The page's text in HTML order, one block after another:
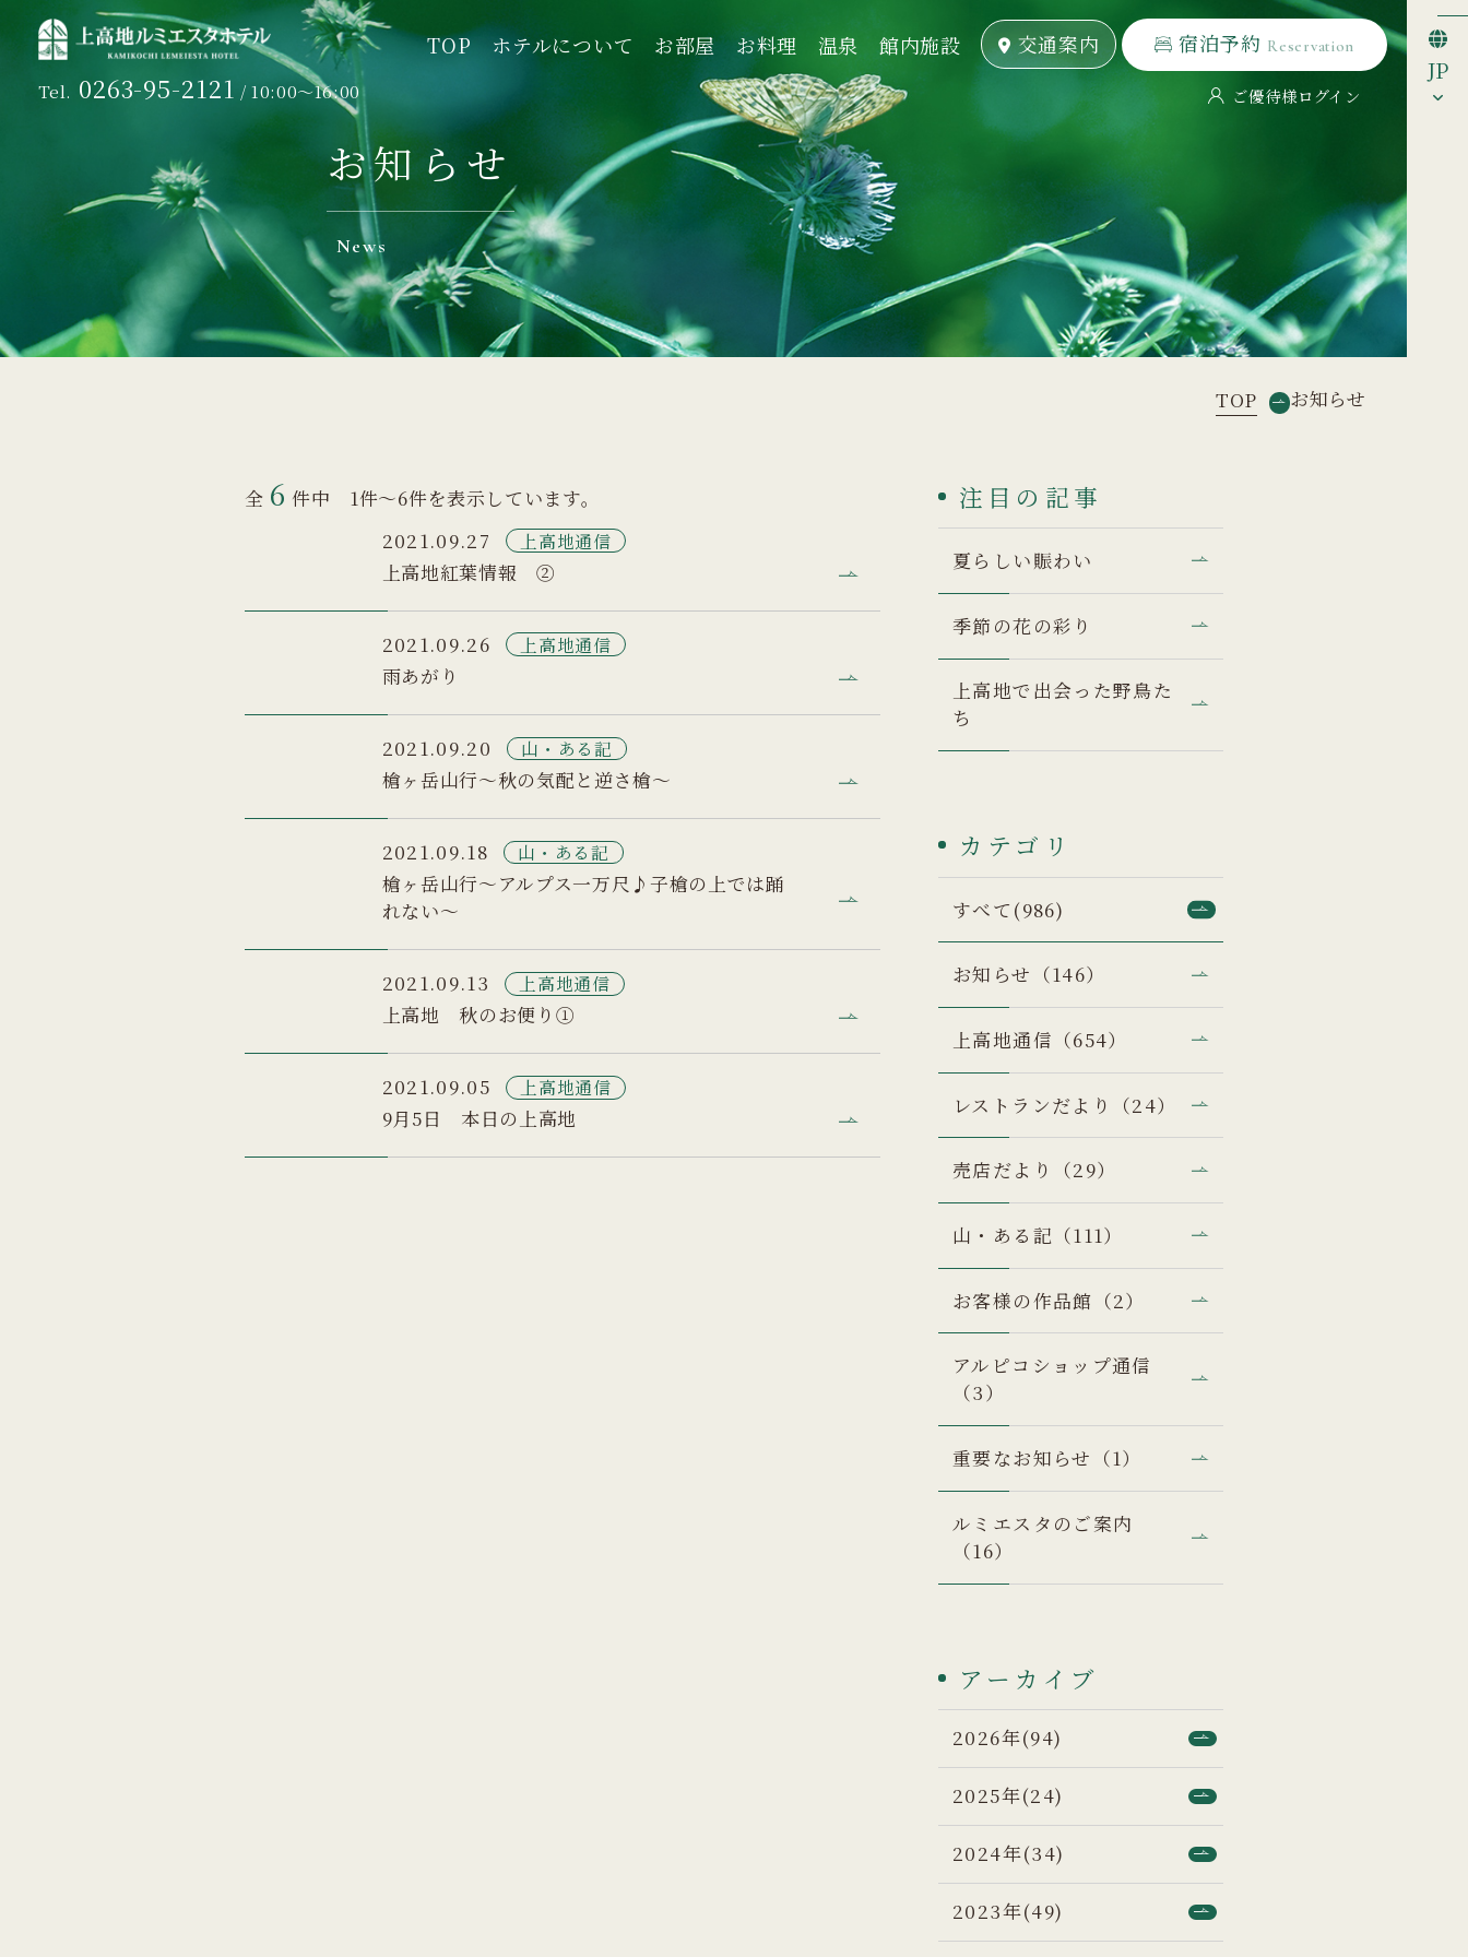
Tel. 0263-95-2121 / 10:00～16:00
TOP ホテルについて お部屋 お料理 温泉 館内施設 交通案内 宿泊予約 Reservation
ご優待様ログイン
TOP ホテルについて お部屋 お料理 温泉 館内施設 交通案内 宿泊予約 Reservation
JP
お知らせ
News
TOP お知らせ
全 6 件中 1件～6件を表示しています。
2021.09.27
上高地通信
上高地紅葉情報 ②
2021.09.26 上高地通信
雨あがり
2021.09.20 山・ある記
槍ヶ岳山行～秋の気配と逆さ槍～
2021.09.18 山・ある記
槍ヶ岳山行～アルプス一万尺♪子槍の上では踊
れない～
2021.09.13 上高地通信
上高地 秋のお便り①
2021.09.05 上高地通信
9月5日 本日の上高地
注目の記事
夏らしい賑わい
季節の花の彩り
上高地で出会った野鳥た
ち
カテゴリ
すべて(986)
お知らせ（146）
上高地通信（654）
レストランだより（24）
売店だより（29）
山・ある記（111）
お客様の作品館（2）
アルピコショップ通信
（3）
重要なお知らせ（1）
ルミエスタのご案内
（16）
アーカイブ
2026年(94)
2025年(24)
2024年(34)
2023年(49)